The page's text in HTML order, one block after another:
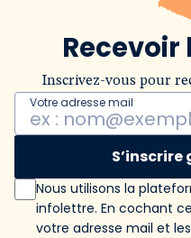
Inscrivez-vous pour
Votre adresse mail
Nous utilisons la
infolettre. En cochant
votre adresse mail et